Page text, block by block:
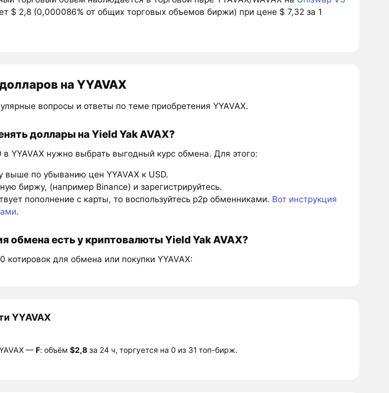
$ 2,8 (0,000086% от общих торговых объемов биржи) при цене $ 7,32 за 1
на YYAVAX
вопросы и ответы по теме приобретения YYAVAX.
доллары на Yield Yak AVAX?
в YYAVAX нужно выбрать выгодный курс обмена. Для этого:
выше по убыванию цен YYAVAX к USD.
биржу, (например Binance) и зарегистрируйтесь.
пополнение с карты, то воспользуйтесь p2p обменниками. Вот инструкция
.
обмена есть у криптовалюты Yield Yak AVAX?
котировок для обмена или покупки YYAVAX:
YYAVAX
— F: объём $2,8за 24 ч, торгуется на 0 из 31 топ-бирж.